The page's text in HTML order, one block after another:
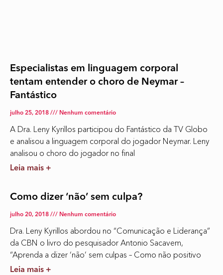
Especialistas em linguagem corporal
tentam entender o choro de Neymar –
Fantástico
julho 25, 2018 Nenhum comentário
A Dra. Leny Kyrillos participou do Fantástico da TV Globo
e analisou a linguagem corporal do jogador Neymar. Leny
analisou o choro do jogador no final
Leia mais +
Como dizer ‘não’ sem culpa?
julho 20, 2018 Nenhum comentário
Dra. Leny Kyrillos abordou no “Comunicação e Liderança”
da CBN o livro do pesquisador Antonio Sacavem,
“Aprenda a dizer ‘não’ sem culpas – Como não positivo
Leia mais +